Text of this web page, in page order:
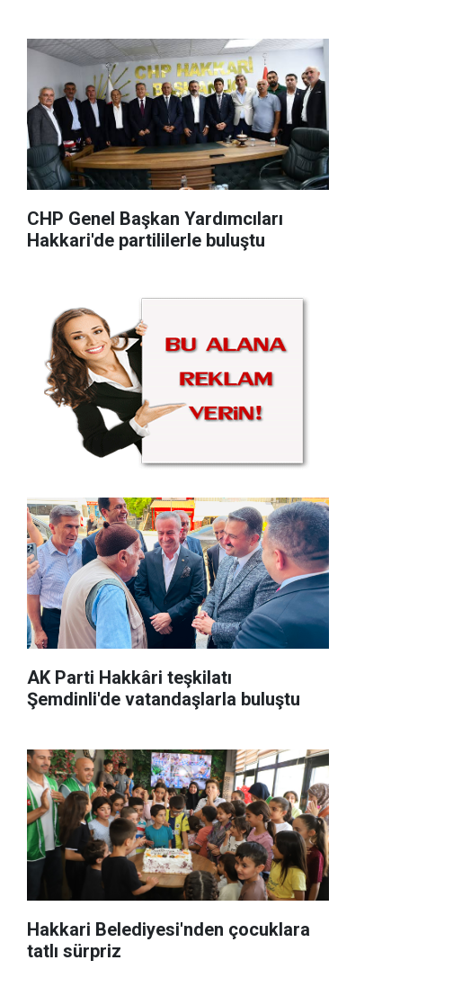
CHP Genel Başkan Yardımcıları
Hakkari'de partililerle buluştu
AK Parti Hakkâri teşkilatı
Şemdinli'de vatandaşlarla buluştu
Hakkari Belediyesi'nden çocuklara
tatlı sürpriz